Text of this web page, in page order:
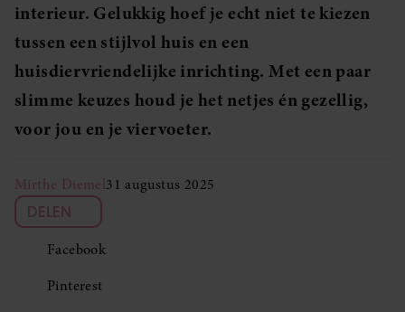
interieur. Gelukkig hoef je echt niet te kiezen
tussen een stijlvol huis en een
huisdiervriendelijke inrichting. Met een paar
slimme keuzes houd je het netjes én gezellig,
voor jou en je viervoeter.
Mirthe Diemel31 augustus 2025
DELEN
Facebook
Pinterest